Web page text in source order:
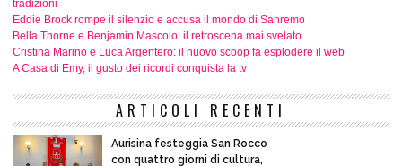
tradizioni
Eddie Brock rompe il silenzio e accusa il mondo di Sanremo
Bella Thorne e Benjamin Mascolo: il retroscena mai svelato
Cristina Marino e Luca Argentero: il nuovo scoop fa esplodere il web
A Casa di Emy, il gusto dei ricordi conquista la tv
ARTICOLI RECENTI
Aurisina festeggia San Rocco
con quattro giorni di cultura,